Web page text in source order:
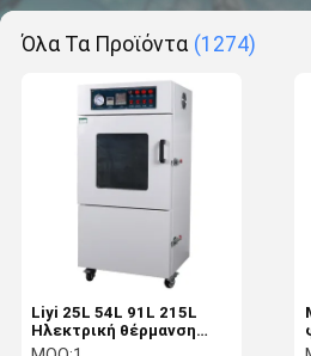
Όλα Τα Προϊόντα (1274)
Liyi 25L 54L 91L 215L
Ηλεκτρική θέρμανση
στεγνωτήρα κενού Κενό